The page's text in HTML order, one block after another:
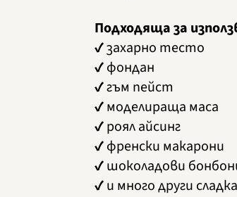
Подходяща за
✔ захарно тесто
✔ фондан
✔ гъм пейст
✔ моделираща маса
✔ роял айсинг
✔ френски макарони
✔ шоколадови
✔ и много други